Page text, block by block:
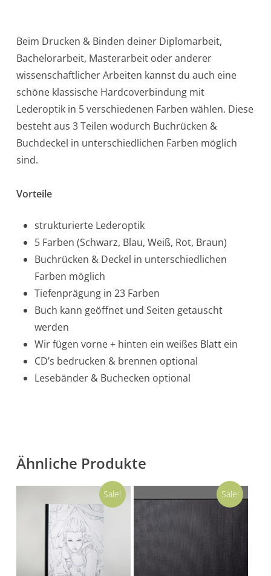
Beim Drucken & Binden deiner Diplomarbeit,
Bachelorarbeit, Masterarbeit oder anderer
wissenschaftlicher Arbeiten kannst du auch eine
schöne klassische Hardcoverbindung mit
Lederoptik in 5 verschiedenen Farben wählen. Diese
besteht aus 3 Teilen wodurch Buchrücken &
Buchdeckel in unterschiedlichen Farben möglich
sind.
Vorteile
strukturierte Lederoptik
5 Farben (Schwarz, Blau, Weiß, Rot, Braun)
Buchrücken & Deckel in unterschiedlichen
Farben möglich
Tiefenprägung in 23 Farben
Buch kann geöffnet und Seiten getauscht
werden
Wir fügen vorne + hinten ein weißes Blatt ein
CD’s bedrucken & brennen optional
Lesebänder & Buchecken optional
Ähnliche Produkte
Sale! Sale!